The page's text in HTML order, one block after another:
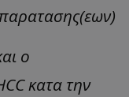
ο
κατα την